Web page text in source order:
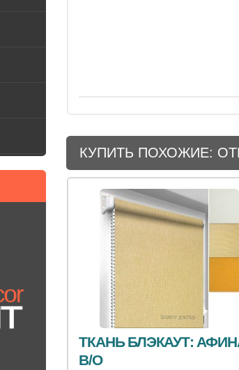
КУПИТЬ ПОХОЖИЕ:
ТКАНЬ БЛЭКАУТ:
B/O